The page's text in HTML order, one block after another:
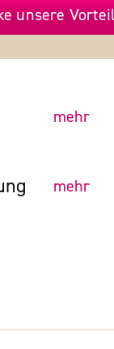
unsere
mehr
mehr